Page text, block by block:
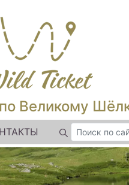
Великому